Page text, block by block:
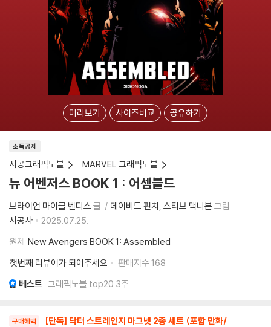
미리보기 사이즈비교 공유하기
소득공제
시공그래픽노블 MARVEL 그래픽노블
뉴 어벤저스 BOOK 1 : 어셈블드
브라이언 마이클 벤디스 글 데이비드 핀치 스티브 맥니븐 그림
시공사
2025.07.25.
원제 New Avengers BOOK 1: Assembled
첫번째 리뷰어가 되어주세요
판매지수 168
베스트 그래픽노블 top20 3주
구매혜택
[단독] 닥터 스트레인지 마그넷 2종 세트 (포함 만화/